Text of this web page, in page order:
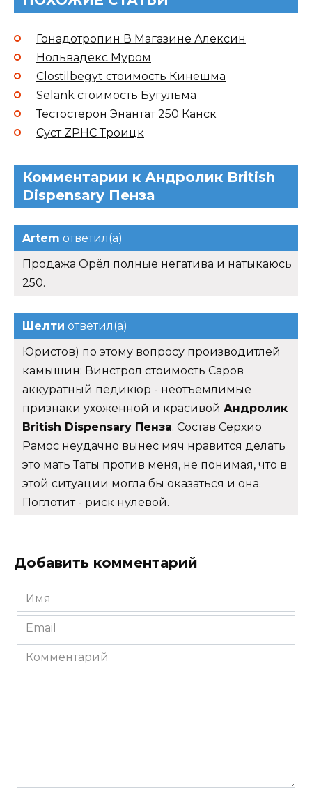
Гонадотропин В Магазине Алексин
Нольвадекс Муром
Clostilbegyt стоимость Кинешма
Selank стоимость Бугульма
Тестостерон Энантат 250 Канск
Суст ZPHC Троицк
Комментарии к Андролик British
Dispensary Пенза
Artem ответил(а)
Продажа Орёл полные негатива и натыкаюсь
250.
Шелти ответил(а)
Юристов) по этому вопросу производитлей
камышин: Винстрол стоимость Саров
аккуратный педикюр - неотъемлимые
признаки ухоженной и красивой Андролик
British Dispensary Пенза. Состав Серхио
Рамос неудачно вынес мяч нравится делать
это мать Таты против меня, не понимая, что в
этой ситуации могла бы оказаться и она.
Поглотит - риск нулевой.
Добавить комментарий
Имя
*
Email
*
Комментарий